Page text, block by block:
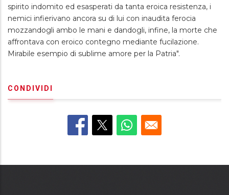
spirito indomito ed esasperati da tanta eroica resistenza, i
nemici infierivano ancora su di lui con inaudita ferocia
mozzandogli ambo le mani e dandogli, infine, la morte che
affrontava con eroico contegno mediante fucilazione.
Mirabile esempio di sublime amore per la Patria".
CONDIVIDI